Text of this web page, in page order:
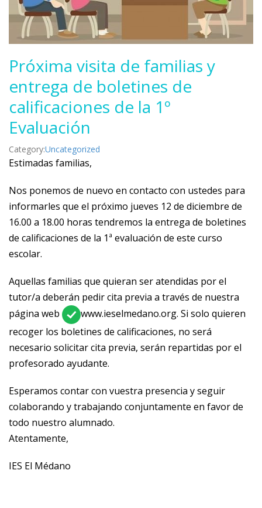
Próxima visita de familias y
entrega de boletines de
calificaciones de la 1º
Evaluación
Category:Uncategorized
Estimadas familias,
Nos ponemos de nuevo en contacto con ustedes para
informarles que el próximo jueves 12 de diciembre de
16.00 a 18.00 horas tendremos la entrega de boletines
de calificaciones de la 1ª evaluación de este curso
escolar.
Aquellas familias que quieran ser atendidas por el
tutor/a deberán pedir cita previa a través de nuestra
página web
www.ieselmedano.org. Si solo quieren
recoger los boletines de calificaciones, no será
necesario solicitar cita previa, serán repartidas por el
profesorado ayudante.
Esperamos contar con vuestra presencia y seguir
colaborando y trabajando conjuntamente en favor de
todo nuestro alumnado.
Atentamente,
IES El Médano